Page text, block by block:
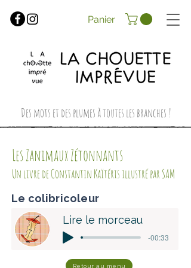
Des mots et des plumes à toutes les branches !
Panier
Les Zanimaux Zétonnants
Un livre de Constantin Kaïtéris illustré par SAM
Le colibricoleur
Lire le morceau
-00:33
Retour au menu